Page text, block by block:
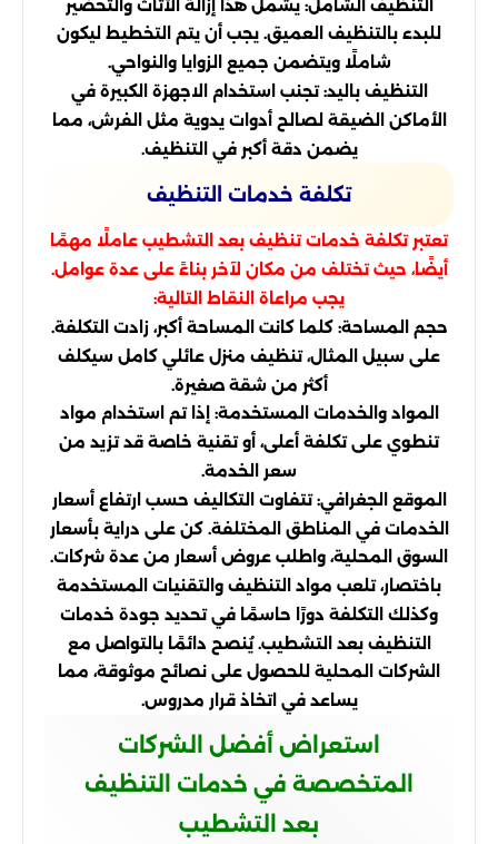
التنظيف الشامل: يشمل هذا إزالة الأثاث والتحضير
للبدء بالتنظيف العميق. يجب أن يتم التخطيط ليكون
شاملًا ويتضمن جميع الزوايا والنواحي.
التنظيف باليد: تجنب استخدام الاجهزة الكبيرة في
الأماكن الضيقة لصالح أدوات يدوية مثل الفرش، مما
يضمن دقة أكبر في التنظيف.
تكلفة خدمات التنظيف
تعتبر تكلفة خدمات تنظيف بعد التشطيب عاملًا مهمًا
أيضًا، حيث تختلف من مكان لآخر بناءً على عدة عوامل.
يجب مراعاة النقاط التالية:
حجم المساحة: كلما كانت المساحة أكبر، زادت التكلفة.
على سبيل المثال، تنظيف منزل عائلي كامل سيكلف
أكثر من شقة صغيرة.
المواد والخدمات المستخدمة: إذا تم استخدام مواد
تنطوي على تكلفة أعلى، أو تقنية خاصة قد تزيد من
سعر الخدمة.
الموقع الجغرافي: تتفاوت التكاليف حسب ارتفاع أسعار
الخدمات في المناطق المختلفة. كن على دراية بأسعار
السوق المحلية، واطلب عروض أسعار من عدة شركات.
باختصار، تلعب مواد التنظيف والتقنيات المستخدمة
وكذلك التكلفة دورًا حاسمًا في تحديد جودة خدمات
التنظيف بعد التشطيب. يُنصح دائمًا بالتواصل مع
الشركات المحلية للحصول على نصائح موثوقة، مما
يساعد في اتخاذ قرار مدروس.
استعراض أفضل الشركات
المتخصصة في خدمات التنظيف
بعد التشطيب